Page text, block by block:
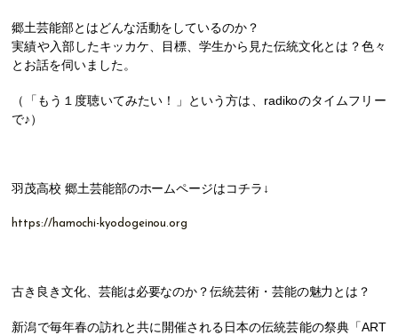
郷土芸能部とはどんな活動をしているのか？
実績や入部したキッカケ、目標、学生から見た伝統文化とは？色々
とお話を伺いました。
（「もう１度聴いてみたい！」という方は、radikoのタイムフリー
で♪）
羽茂高校 郷土芸能部のホームページはコチラ↓
https://hamochi-kyodogeinou.org
古き良き文化、芸能は必要なのか？伝統芸術・芸能の魅力とは？
新潟で毎年春の訪れと共に開催される日本の伝統芸能の祭典「ART